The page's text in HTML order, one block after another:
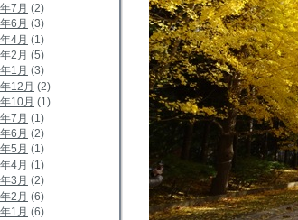
7月 (2)
6月 (3)
4月 (1)
2月 (5)
1月 (3)
12月 (2)
10月 (1)
7月 (1)
6月 (2)
5月 (1)
4月 (1)
3月 (2)
2月 (6)
1月 (6)